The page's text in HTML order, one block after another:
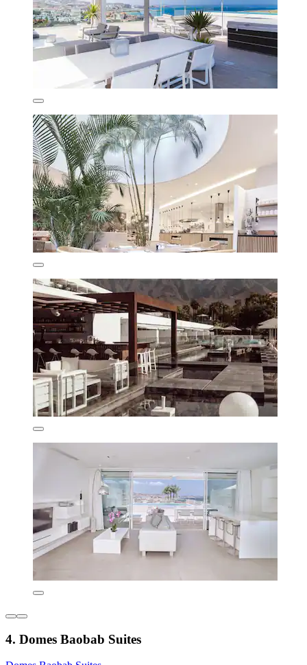
4. Domes Baobab Suites